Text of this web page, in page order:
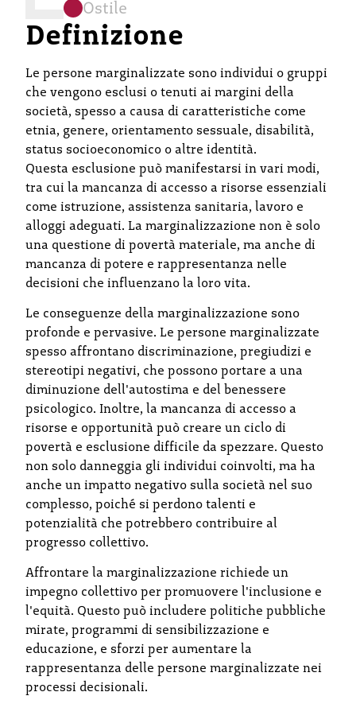
Ostile
Definizione
Le persone marginalizzate sono individui o gruppi
che vengono esclusi o tenuti ai margini della
società, spesso a causa di caratteristiche come
etnia, genere, orientamento sessuale, disabilità,
status socioeconomico o altre identità.
Questa esclusione può manifestarsi in vari modi,
tra cui la mancanza di accesso a risorse essenziali
come istruzione, assistenza sanitaria, lavoro e
alloggi adeguati. La marginalizzazione non è solo
una questione di povertà materiale, ma anche di
mancanza di potere e rappresentanza nelle
decisioni che influenzano la loro vita.
Le conseguenze della marginalizzazione sono
profonde e pervasive. Le persone marginalizzate
spesso affrontano discriminazione, pregiudizi e
stereotipi negativi, che possono portare a una
diminuzione dell'autostima e del benessere
psicologico. Inoltre, la mancanza di accesso a
risorse e opportunità può creare un ciclo di
povertà e esclusione difficile da spezzare. Questo
non solo danneggia gli individui coinvolti, ma ha
anche un impatto negativo sulla società nel suo
complesso, poiché si perdono talenti e
potenzialità che potrebbero contribuire al
progresso collettivo.
Affrontare la marginalizzazione richiede un
impegno collettivo per promuovere l'inclusione e
l'equità. Questo può includere politiche pubbliche
mirate, programmi di sensibilizzazione e
educazione, e sforzi per aumentare la
rappresentanza delle persone marginalizzate nei
processi decisionali.